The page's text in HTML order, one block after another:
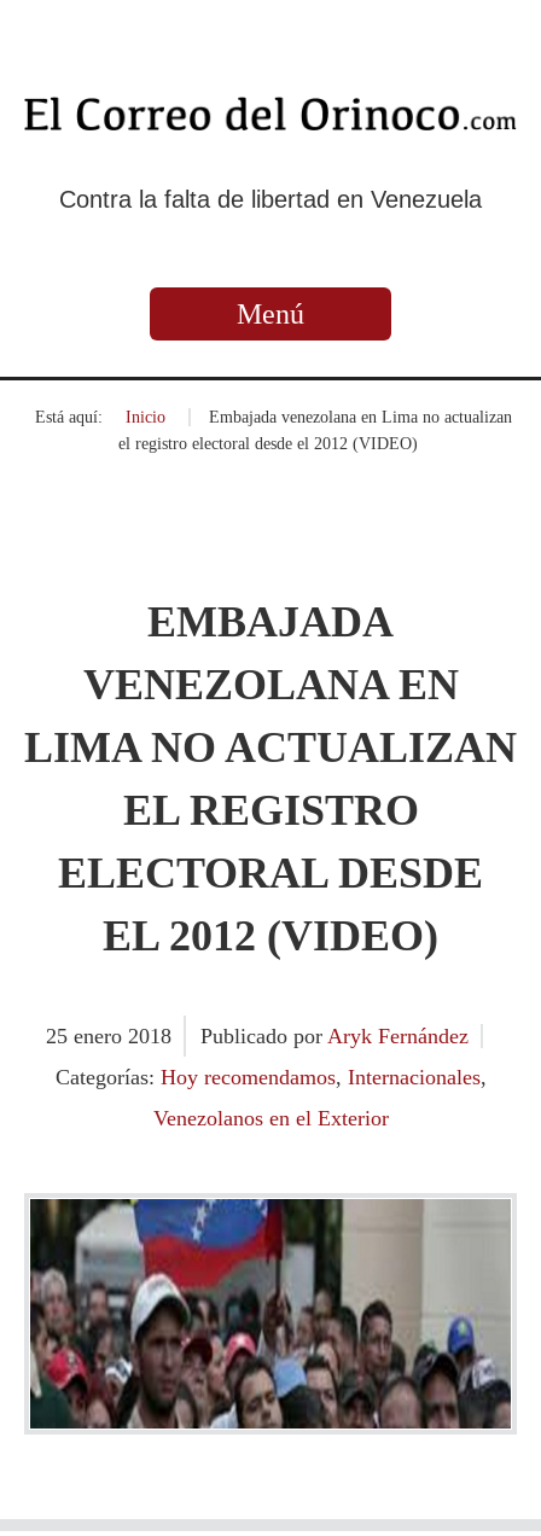
Contra la falta de libertad en Venezuela
Menú
Está aquí: Inicio
Embajada venezolana en Lima no actualizan
el registro electoral desde el 2012 (VIDEO)
EMBAJADA
VENEZOLANA EN
LIMA NO ACTUALIZAN
EL REGISTRO
ELECTORAL DESDE
EL 2012 (VIDEO)
25 enero 2018 Publicado por Aryk Fernández
Categorías: Hoy recomendamos, Internacionales,
Venezolanos en el Exterior